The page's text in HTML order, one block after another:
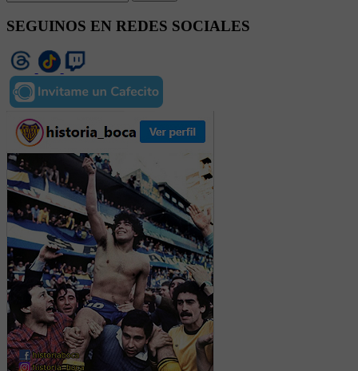
SEGUINOS EN REDES SOCIALES